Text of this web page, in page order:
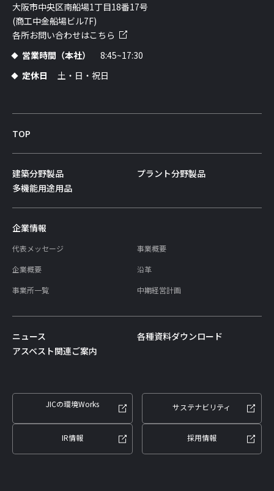
大阪市中央区南船場1丁目18番17号
(商工中金船場ビル7F)
各所お問い合わせはこちら
営業時間（本社）
8:45~17:30
定休日
土・日・祝日
TOP
建築分野製品
プラント分野製品
多機能用途用品
企業情報
代表メッセージ
事業概要
企業概要
沿革
事業所一覧
中期経営計画
ニュース
各種資料ダウンロード
アスベスト関連ご案内
JICの環境Works サステナビリティ
IR情報 採用情報